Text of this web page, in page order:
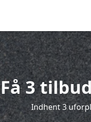
Få 3
Indhent 3